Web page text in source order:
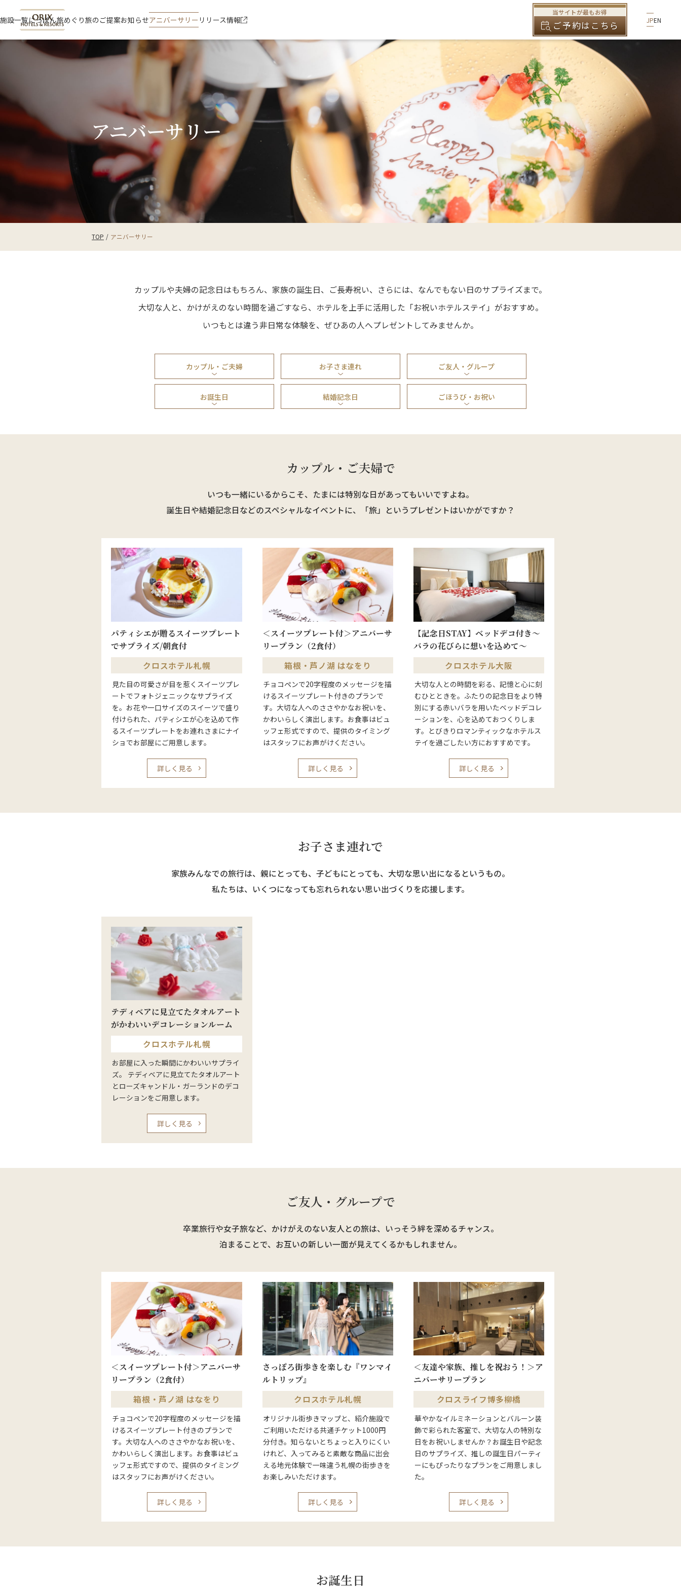
当サイトが最もお得
ご予約はこちら JPEN
施設一覧にっぽん旅めぐり旅のご提案お知らせアニバーサリー リリース情報 別ウィンドウで開きます
アニバーサリー
TOP アニバーサリー
カップルや夫婦の記念日はもちろん、 家族の誕生日、ご長寿祝い、さらには、 なんでもない日のサプライズまで。
大切な人と、かけがえのない時間を過ごすなら、 ホテルを上手に活用した 「お祝いホテルステイ」がおすすめ。
いつもとは違う非日常な体験を、 ぜひあの人へプレゼントしてみませんか。
カップル・ご夫婦 お子さま連れ ご友人・グループ
お誕生日 結婚記念日 ごほうび・お祝い
カップル・ご夫婦で
いつも一緒にいるからこそ、 たまには特別な日があってもいいですよね。
誕生日や結婚記念日などのスペシャルなイベントに、「旅」というプレゼントはいかがですか？
パティシエが贈るスイーツプレート
でサプライズ/朝食付
クロスホテル札幌
見た目の可愛さが目を惹くスイーツプレ
ートでフォトジェニックなサプライズ
を。お花や一口サイズのスイーツで盛り
付けられた、パティシエが心を込めて作
るスイーツプレートをお連れさまにナイ
ショでお部屋にご用意します。
詳しく見る
＜スイーツプレート付＞アニバーサ
リープラン（2食付）
箱根・芦ノ湖 はなをり
チョコペンで20字程度のメッセージを描
けるスイーツプレート付きのプランで
す。大切な人へのささやかなお祝いを、
かわいらしく演出します。お食事はビュ
ッフェ形式ですので、提供のタイミング
はスタッフにお声がけください。
詳しく見る
【記念日STAY】ベッドデコ付き～
バラの花びらに想いを込めて～
クロスホテル大阪
大切な人との時間を彩る、記憶と心に刻
むひとときを。ふたりの記念日をより特
別にする赤いバラを用いたベッドデコレ
ーションを、心を込めておつくりしま
す。とびきりロマンティックなホテルス
テイを過ごしたい方におすすめです。
詳しく見る
お子さま連れで
家族みんなでの旅行は、親にとっても、 子どもにとっても、大切な思い出になるというもの。
私たちは、いくつになっても忘れられない思い出づくりを応援します。
テディベアに見立てたタオルアート
がかわいいデコレーションルーム
クロスホテル札幌
お部屋に入った瞬間にかわいいサプライ
ズ。 テディベアに見立てたタオルアート
とローズキャンドル・ガーランドのデコ
レーションをご用意します。
詳しく見る
ご友人・グループで
卒業旅行や女子旅など、かけがえのない友人との旅は、いっそう絆を深めるチャンス。
泊まることで、お互いの新しい一面が見えてくるかもしれません。
＜スイーツプレート付＞アニバーサ
リープラン（2食付）
箱根・芦ノ湖 はなをり
チョコペンで20字程度のメッセージを描
けるスイーツプレート付きのプランで
す。大切な人へのささやかなお祝いを、
かわいらしく演出します。お食事はビュ
ッフェ形式ですので、提供のタイミング
はスタッフにお声がけください。
詳しく見る
さっぽろ街歩きを楽しむ『ワンマイ
ルトリップ』
クロスホテル札幌
オリジナル街歩きマップと、紹介施設で
ご利用いただける共通チケット1000円
分付き。知らないとちょっと入りにくい
けれど、入ってみると素敵な商品に出会
える地元体験で一味違う札幌の街歩きを
お楽しみいただけます。
詳しく見る
＜友達や家族、推しを祝おう！＞ア
ニバーサリープラン
クロスライフ博多柳橋
華やかなイルミネーションとバルーン装
飾で彩られた客室で、大切な人の特別な
日をお祝いしませんか？お誕生日や記念
日のサプライズ、推しの誕生日パーティ
ーにもぴったりなプランをご用意しまし
た。
詳しく見る
お誕生日